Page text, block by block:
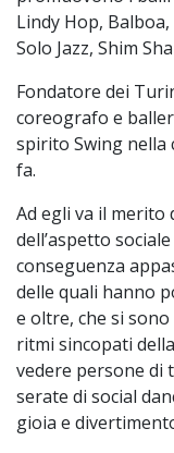
Lindy Hop,
Solo Jazz, Shim
Fondatore dei
coreografo e
spirito Swing nella
fa.
Ad egli va il merito
dell’aspetto
conseguenza
delle quali hanno
e oltre, che si
ritmi sincopati
vedere persone di
serate di social
gioia e